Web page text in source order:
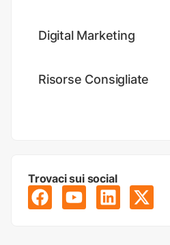
Digital Marketing
Risorse Consigliate
Trovaci sui social